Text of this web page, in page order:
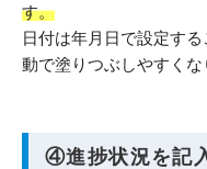
す。
日付は年月日で設定す
動で塗りつぶしやすくな
④進捗状況を記